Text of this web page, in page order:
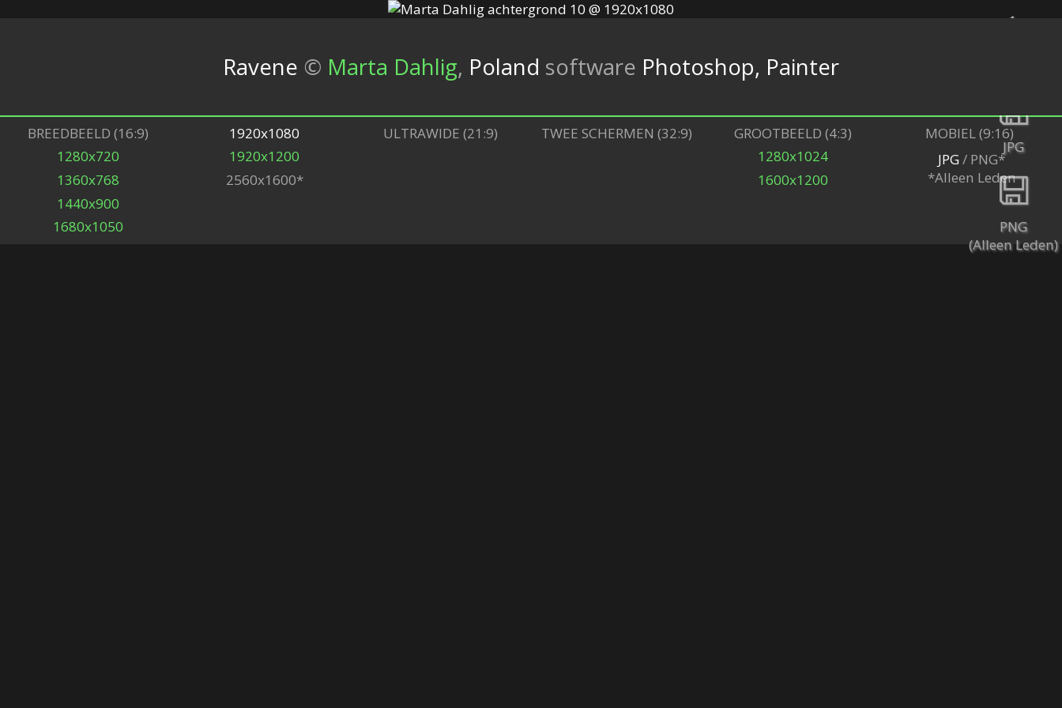
JPG
PNG
(Alleen Leden)
Ravene © Marta Dahlig, Poland software Photoshop, Painter
BREEDBEELD (16:9)
1280x720
1360x768
1440x900
1680x1050
1920x1080
1920x1200
2560x1600*
ULTRAWIDE (21:9) TWEE SCHERMEN (32:9)
GROOTBEELD (4:3)
1280x1024
1600x1200
MOBIEL (9:16)
JPG/ PNG*
*Alleen Leden